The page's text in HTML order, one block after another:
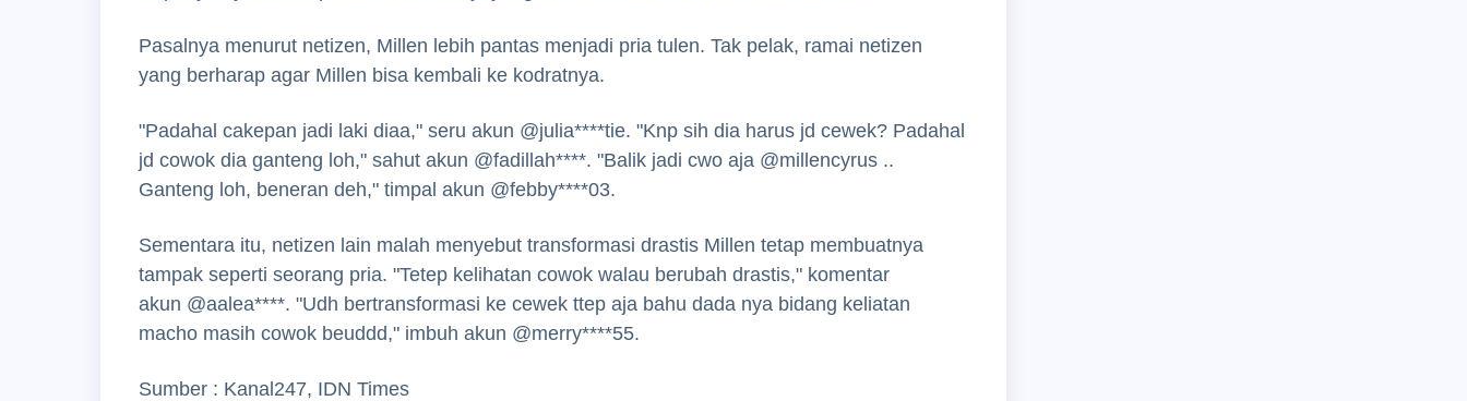
Pasalnya menurut netizen, Millen lebih pantas menjadi pria tulen. Tak pelak, ramai netizen
yang berharap agar Millen bisa kembali ke kodratnya.
"Padahal cakepan jadi laki diaa," seru akun @julia****tie. "Knp sih dia harus jd cewek? Padahal
jd cowok dia ganteng loh," sahut akun @fadillah****. "Balik jadi cwo aja @millencyrus ..
Ganteng loh, beneran deh," timpal akun @febby****03.
Sementara itu, netizen lain malah menyebut transformasi drastis Millen tetap membuatnya
tampak seperti seorang pria. "Tetep kelihatan cowok walau berubah drastis," komentar
akun @aalea****. "Udh bertransformasi ke cewek ttep aja bahu dada nya bidang keliatan
macho masih cowok beuddd," imbuh akun @merry****55.
Sumber : Kanal247, IDN Times